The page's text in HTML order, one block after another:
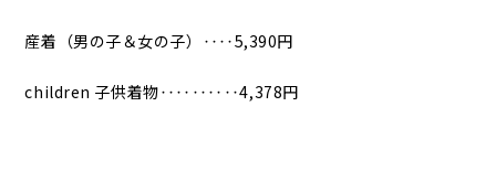
産着（男の子＆女の子）‥‥5,390円
children 子供着物‥‥‥‥‥4,378円